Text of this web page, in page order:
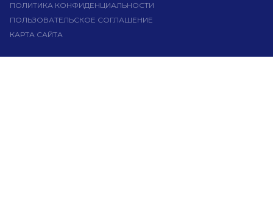
ПОЛИТИКА КОНФИДЕНЦИАЛЬНОСТИ
ПОЛЬЗОВАТЕЛЬСКОЕ СОГЛАШЕНИЕ
КАРТА САЙТА